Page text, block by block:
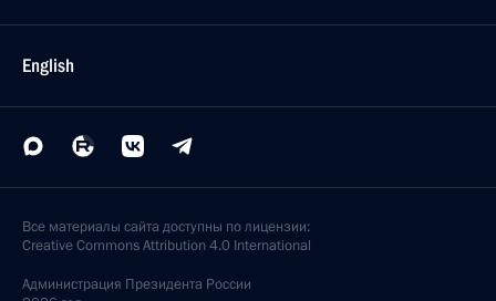
English
Все материалы сайта доступны по лицензии:
Creative Commons Attribution 4.0 International
Администрация Президента России